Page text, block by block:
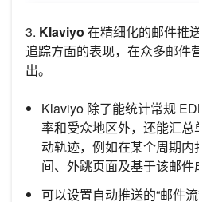
3. Klaviyo 在精细化的邮件推
追踪方面的表现，在众多邮件
出。
Klaviyo 除了能统计常规
率和受众地区外，还能汇
动轨迹，例如在某个周期
间、外跳页面及基于该邮件
可以设置自动推送的“邮件